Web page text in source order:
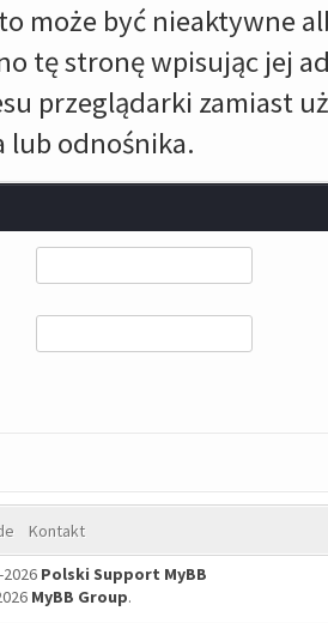
może być nieaktywne
tę stronę wpisując jej
przeglądarki zamiast
lub odnośnika.
Kontakt
Polski Support MyBB
MyBB Group.